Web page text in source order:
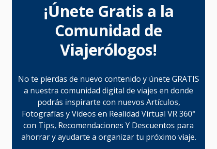
¡Únete Gratis a la
Comunidad de
Viajerólogos!
No te pierdas de nuevo contenido y únete GRATIS
a nuestra comunidad digital de viajes en donde
podrás inspirarte con nuevos Artículos,
Fotografías y Videos en Realidad Virtual VR 360°
con Tips, Recomendaciones Y Descuentos para
ahorrar y ayudarte a organizar tu próximo viaje.